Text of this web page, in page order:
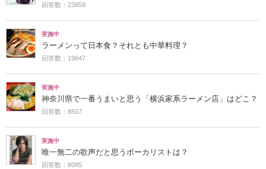
回答数：23859
実施中
ラーメンって日本食？それとも中華料理？
回答数：19647
実施中
神奈川県で一番うまいと思う「横浜家系ラーメン店」はどこ？
回答数：8507
実施中
唯一無二の歌声だと思うボーカリストは？
回答数：8085